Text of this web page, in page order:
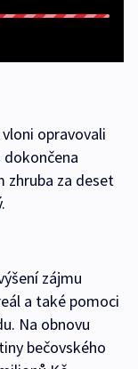
opravovali
zhruba za deset
zájmu
a také pomoci
Na obnovu
bečovského